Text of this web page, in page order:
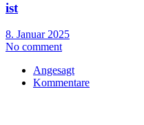
ist
8. Januar 2025
No comment
Angesagt
Kommentare